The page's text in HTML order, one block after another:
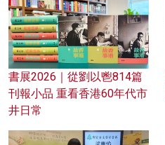
書展2026｜從劉以鬯814篇
刊報小品 重看香港60年代市
井日常